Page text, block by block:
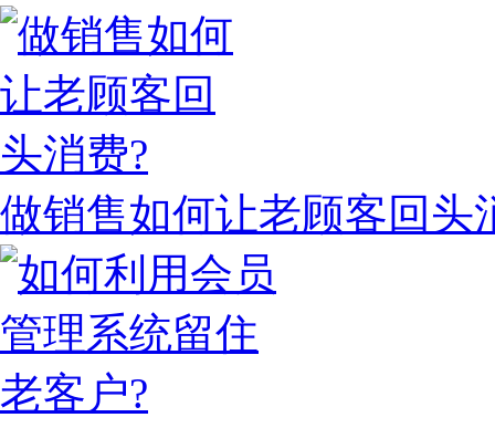
做销售如何让老顾客回头